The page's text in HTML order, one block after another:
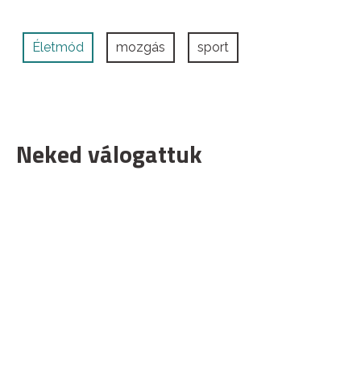
Életmód mozgás sport
Neked válogattuk